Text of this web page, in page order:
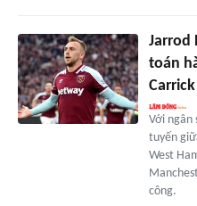
Jarrod
toán
Với ngân
tuyến
West
công.